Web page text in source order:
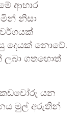
ආහාර
නිසා
දෙයක් නොවේ.
ලබා ගතහොත්
යන
මුල් අරුතින්